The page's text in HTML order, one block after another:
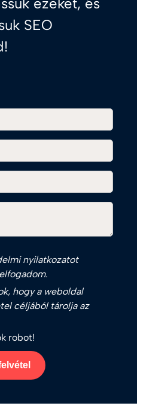
SEO
nyilatkozatot
hogy a weboldal
céljából tárolja az
robot!